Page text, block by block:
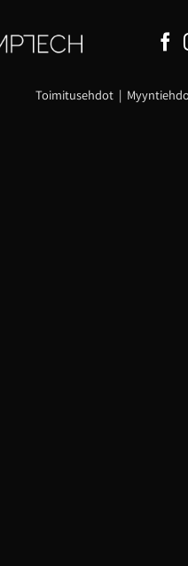
Toimitusehdot|